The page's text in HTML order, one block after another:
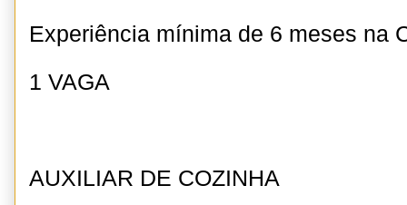
Experiência mínima de 6 meses na
1 VAGA
AUXILIAR DE COZINHA